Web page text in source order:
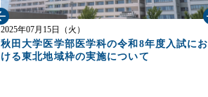
2025年07月15日（火）
秋田大学医学部医学科の令和8年度入試にお
ける東北地域枠の実施について